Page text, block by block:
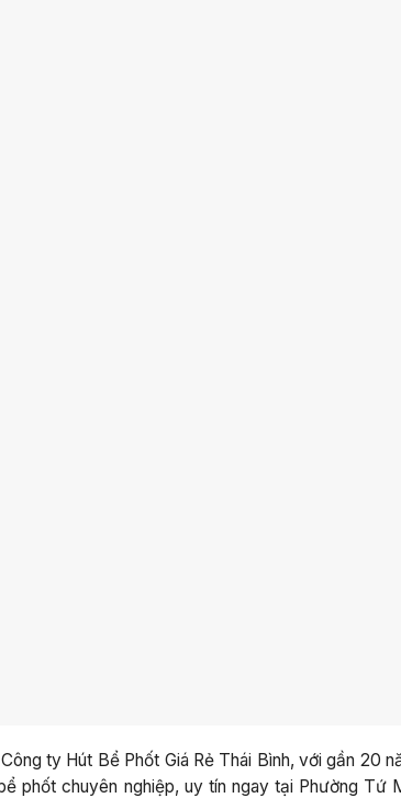
ty Hút Bể Phốt Giá Rẻ Thái Bình, với gần 20
phốt chuyên nghiệp, uy tín ngay tại Phường Tứ